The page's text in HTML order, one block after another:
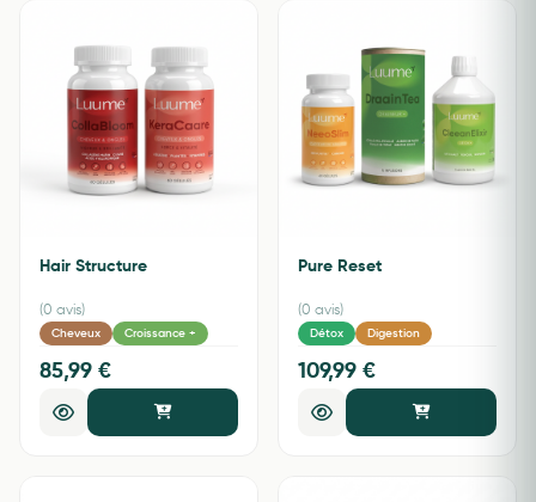
Hair Structure
(0 avis)
Cheveux Croissance +
85,99 €
Pure Reset
(0 avis)
Détox Digestion
109,99 €